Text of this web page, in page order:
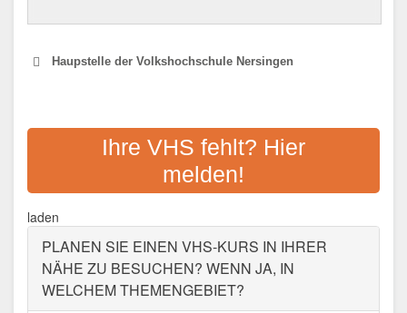
Haupstelle der Volkshochschule Nersingen
VOLKSHOCHSCHULE IM
LANDKREIS NEU-ULM E.V.
Dietenheimer Str. 7, 89257 Illertissen
Aktualisiert: August 2021
Ihre VHS fehlt? Hier
melden!
laden
PLANEN SIE EINEN VHS-KURS IN IHRER
NÄHE ZU BESUCHEN? WENN JA, IN
WELCHEM THEMENGEBIET?